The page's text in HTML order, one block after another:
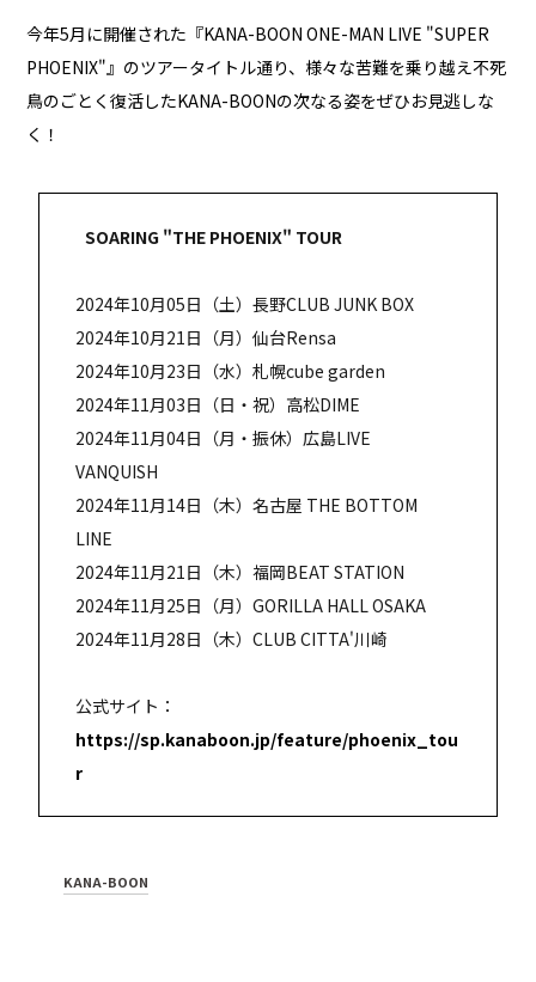
今年5月に開催された『KANA-BOON ONE-MAN LIVE "SUPER
PHOENIX"』のツアータイトル通り、様々な苦難を乗り越え不死
鳥のごとく復活したKANA-BOONの次なる姿をぜひお見逃しな
く！
SOARING "THE PHOENIX" TOUR
2024年10月05日（土）長野CLUB JUNK BOX
2024年10月21日（月）仙台Rensa
2024年10月23日（水）札幌cube garden
2024年11月03日（日・祝）高松DIME
2024年11月04日（月・振休）広島LIVE
VANQUISH
2024年11月14日（木）名古屋 THE BOTTOM
LINE
2024年11月21日（木）福岡BEAT STATION
2024年11月25日（月）GORILLA HALL OSAKA
2024年11月28日（木）CLUB CITTA'川崎
公式サイト：
https://sp.kanaboon.jp/feature/phoenix_tou
r
KANA-BOON